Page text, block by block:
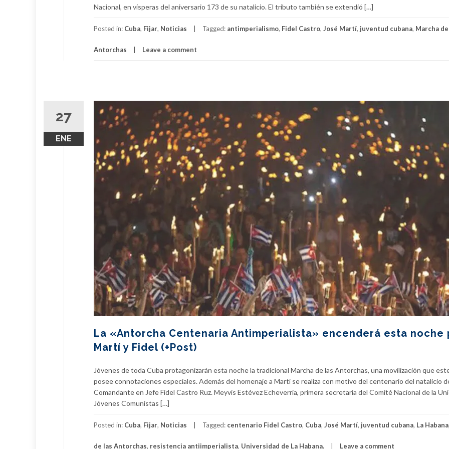
Nacional, en vísperas del aniversario 173 de su natalicio. El tributo también se extendió […]
Posted in: Cuba, Fijar, Noticias Tagged: antimperialismo, Fidel Castro, José Martí, juventud cubana, Marcha
Antorchas Leave a comment
27
ENE
La «Antorcha Centenaria Antimperialista» encenderá esta noche
Martí y Fidel (+Post)
Jóvenes de toda Cuba protagonizarán esta noche la tradicional Marcha de las Antorchas, una movilización que
posee connotaciones especiales. Además del homenaje a Martí se realiza con motivo del centenario del natalicio
Comandante en Jefe Fidel Castro Ruz. Meyvis Estévez Echeverría, primera secretaria del Comité Nacional de la
Jóvenes Comunistas […]
Posted in: Cuba, Fijar, Noticias Tagged: centenario Fidel Castro, Cuba, José Martí, juventud cubana, La Habana
de las Antorchas, resistencia antiimperialista, Universidad de La Habana. Leave a comment